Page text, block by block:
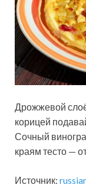
Дрожжевой
корицей
Сочный
краям тесто —
Источник: